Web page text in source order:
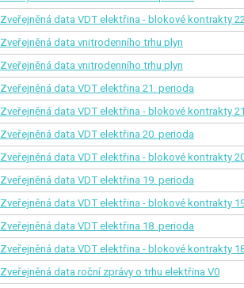
Zveřejněná data VDT elektřina - blokové kontrakty
Zveřejněná data vnitrodenního trhu plyn
Zveřejněná data vnitrodenního trhu plyn
Zveřejněná data VDT elektřina 21. perioda
Zveřejněná data VDT elektřina - blokové kontrakty
Zveřejněná data VDT elektřina 20. perioda
Zveřejněná data VDT elektřina - blokové kontrakty
Zveřejněná data VDT elektřina 19. perioda
Zveřejněná data VDT elektřina - blokové kontrakty
Zveřejněná data VDT elektřina 18. perioda
Zveřejněná data VDT elektřina - blokové kontrakty
Zveřejněná data roční zprávy o trhu elektřina V0